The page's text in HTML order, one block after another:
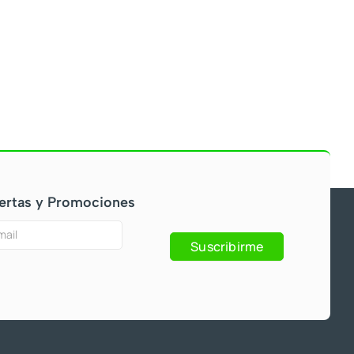
y Promociones
Suscribirme